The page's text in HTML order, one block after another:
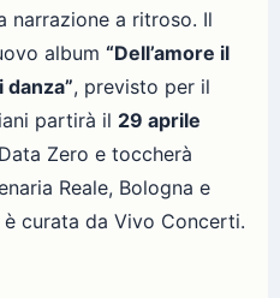
narrazione a ritroso. Il
album “Dell’amore il
, previsto per il
partirà il 29 aprile
Zero e toccherà
Reale, Bologna e
è curata da Vivo Concerti.